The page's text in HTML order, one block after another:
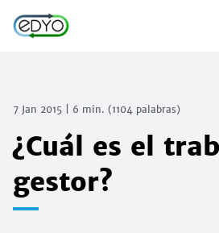
7 Jan 2015 6 min. (1104 palabras)
¿Cuál es el
gestor?